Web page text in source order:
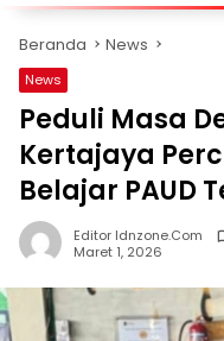
Beranda News
News
Peduli Masa
Kertajaya
Belajar PAUD
Editor Idnzone.com
Maret 1, 2026